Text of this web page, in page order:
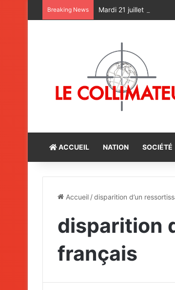
Breaking News Mardi 21 juillet :
ACCUEIL NATION SOCIÉTÉ
Accueil /disparition d’un
disparition
français